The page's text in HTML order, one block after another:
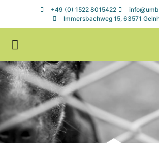
+49 (0) 1522 8015422
Immersbachweg 15, 63571